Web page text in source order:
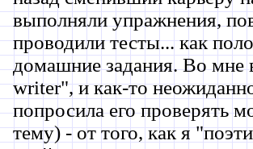
выполняли упражнения,
проводили тесты... как
домашние задания. Во мне
writer", и как-то
попросила его проверять
тему) - от того, как я